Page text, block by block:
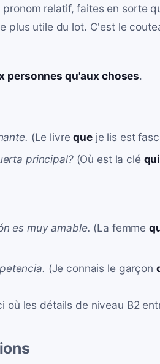
relatif, faites en sorte
plus utile du lot. C'est le
personnes qu'aux choses.
(Le livreque je lis est
principal?(Où est la clé qui
es muy amable. (La femme
(Je connais le garçon
où les détails de niveau B2